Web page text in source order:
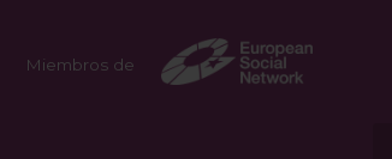
Miembros de